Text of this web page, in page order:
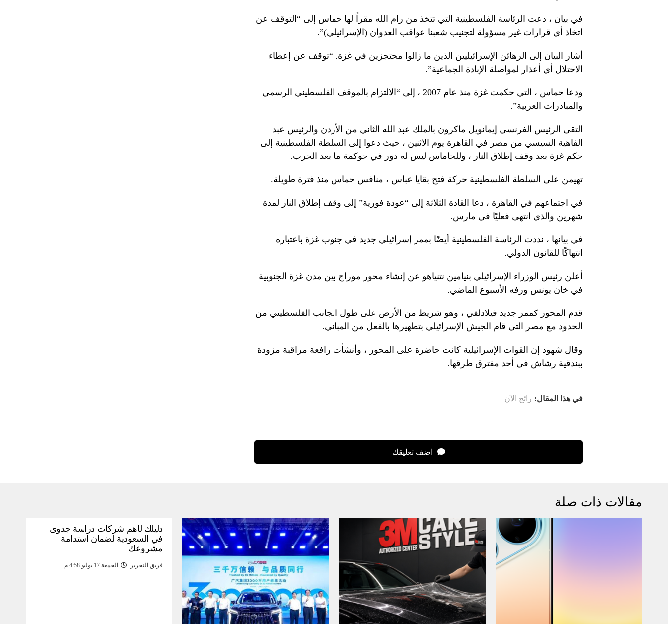
في بيان ، دعت الرئاسة الفلسطينية التي تتخذ من رام الله مقراً لها حماس إلى “التوقف عن
اتخاذ أي قرارات غير مسؤولة لتجنيب شعبنا عواقب العدوان (الإسرائيلي)”.
أشار البيان إلى الرهائن الإسرائيليين الذين ما زالوا محتجزين في غزة. “توقف عن إعطاء
الاحتلال أي أعذار لمواصلة الإبادة الجماعية”.
ودعا حماس ، التي حكمت غزة منذ عام 2007 ، إلى “الالتزام بالموقف الفلسطيني الرسمي
والمبادرات العربية”.
التقى الرئيس الفرنسي إيمانويل ماكرون بالملك عبد الله الثاني من الأردن والرئيس عبد
الفاهية السيسي من مصر في القاهرة يوم الاثنين ، حيث دعوا إلى السلطة الفلسطينية إلى
حكم غزة بعد وقف إطلاق النار ، وللحاماس ليس له دور في حوكمة ما بعد الحرب.
تهيمن على السلطة الفلسطينية حركة فتح بقايا عباس ، منافس حماس منذ فترة طويلة.
في اجتماعهم في القاهرة ، دعا القادة الثلاثة إلى “عودة فورية” إلى وقف إطلاق النار لمدة
شهرين والذي انتهى فعليًا في مارس.
في بيانها ، نددت الرئاسة الفلسطينية أيضًا بممر إسرائيلي جديد في جنوب غزة باعتباره
انتهاكًا للقانون الدولي.
أعلن رئيس الوزراء الإسرائيلي بنيامين نتنياهو عن إنشاء محور موراج بين مدن غزة الجنوبية
في خان يونس ورفه الأسبوع الماضي.
قدم المحور كممر جديد فيلادلفي ، وهو شريط من الأرض على طول الجانب الفلسطيني من
الحدود مع مصر التي قام الجيش الإسرائيلي بتطهيرها بالفعل من المباني.
وقال شهود إن القوات الإسرائيلية كانت حاضرة على المحور ، وأنشأت رافعة مراقبة مزودة
ببندقية رشاش في أحد مفترق طرقها.
في هذا المقال: رائج الآن
اضف تعليقك
مقالات ذات صلة
دليلك لأهم شركات دراسة جدوى
في السعودية لضمان استدامة
مشروعك
فريق التحرير الجمعة 17 يوليو 4:58 م